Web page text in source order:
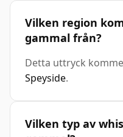
Vilken region
gammal från?
Detta uttryck
Speyside.
Vilken typ av